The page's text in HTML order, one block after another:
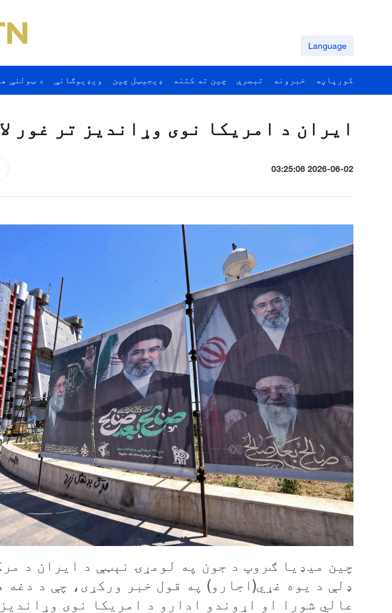
Language
کورپاڼه خبرونه تبصرې چين ته کتنه ډيجيټل چين ويډيوګانې د ټولنې
ايران د امريکا نوی وړانديز تر غور
2026-06-02 03:25:06
چين ميډيا ګروپ د جون په لومړۍ نېټې د ايران د
ډلې د يوه غړي(اجارو) په قول خبر ورکړی، چې د دغه
عالي شورا او اړوندو ادارو د امريکا نوی